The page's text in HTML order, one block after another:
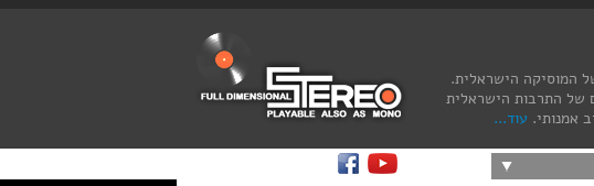
המוסיקה הישראלית.
של התרבות הישראלית
אמנותי. עוד...